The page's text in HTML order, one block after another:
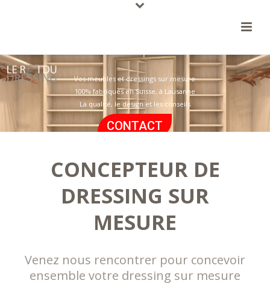
Vos meubles et dressings sur mesure
100% fabriqués en Suisse, à Lausanne
La qualité, le design et les conseils
CONTACT
CONCEPTEUR DE
DRESSING SUR
MESURE
Venez nous rencontrer pour concevoir
ensemble votre dressing sur mesure